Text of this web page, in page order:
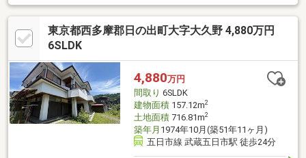
東京都西多摩郡日の出町大字大久野 4,880万円
6SLDK
4,880万円
間取り 6SLDK
建物面積157.12m2
土地面積716.81m2
築年月 1974年10月(築51年11ヶ月)
五日市線 武蔵五日市駅 徒歩24分